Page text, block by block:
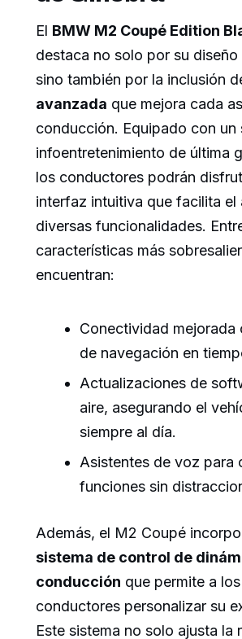
El BMW M2 Coupé Edition
destaca no solo por su
sino también por la inclusión
avanzada que mejora cada
conducción. Equipado con un
infoentretenimiento de última
los conductores podrán
interfaz intuitiva que facilita el
diversas funcionalidades.
características más
encuentran:
Conectividad mejorada
de navegación en
Actualizaciones de
aire, asegurando el
siempre al día.
Asistentes de voz para
funciones sin
Además, el M2 Coupé
sistema de control de
conducción que permite a los
conductores personalizar su
Este sistema no solo ajusta la